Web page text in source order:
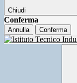
Chiudi
Conferma
Annulla Conferma